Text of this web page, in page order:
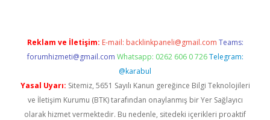
Reklam ve İletişim: E-mail: backlinkpaneli@gmail.com Teams:
forumhizmeti@gmail.com Whatsapp: 0262 606 0 726 Telegram:
@karabul
Yasal Uyarı: Sitemiz, 5651 Sayılı Kanun gereğince Bilgi Teknolojileri
ve İletişim Kurumu (BTK) tarafından onaylanmış bir Yer Sağlayıcı
olarak hizmet vermektedir. Bu nedenle, sitedeki içerikleri proaktif